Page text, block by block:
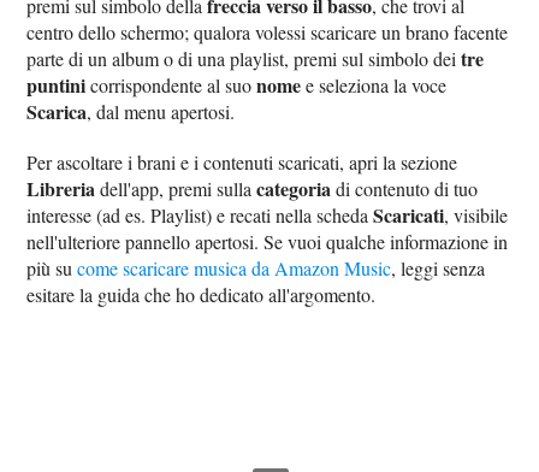
premi sul simbolo della
, che trovi al
centro dello schermo; qualora volessi scaricare un brano facente
parte di un album o di una playlist, premi sul simbolo deitre
puntinicorrispondente al suonomee seleziona la voce
Scarica, dal menu apertosi.
Per ascoltare i brani e i contenuti scaricati, apri la sezione
Libreriadell'app, premi sullacategoriadi contenuto di tuo
interesse (ad es. Playlist) e recati nella schedaScaricati, visibile
nell'ulteriore pannello apertosi. Se vuoi qualche informazione in
più sucome scaricare musica da Amazon Music, leggi senza
esitare la guida che ho dedicato all'argomento.